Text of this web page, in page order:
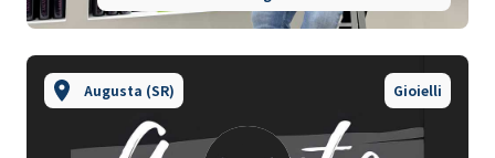
Augusta (SR) Gioielli